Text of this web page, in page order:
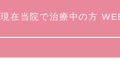
現在当院で治療中の方